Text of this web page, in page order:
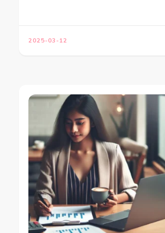
2025-03-12